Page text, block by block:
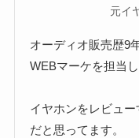
元イ
オーディオ販売歴9
WEBマーケを担当し
イヤホンをレビュ
だと思ってます。